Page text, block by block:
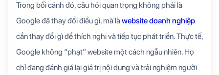
Trong bối cảnh đó, câu hỏi quan trọng không phải là
Google đã thay đổi điều gì, mà làwebsite doanh nghiệp
cần thay đổi gì để thích nghi và tiếp tục phát triển. Thực tế,
Google không “phạt” website một cách ngẫu nhiên. Họ
chỉ đang đánh giá lại giá trị nội dung và trải nghiệm người